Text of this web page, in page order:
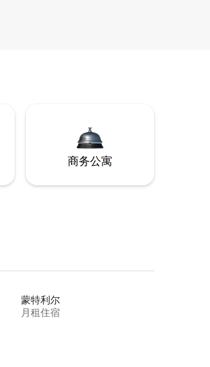
商务公寓
蒙特利尔
月租住宿